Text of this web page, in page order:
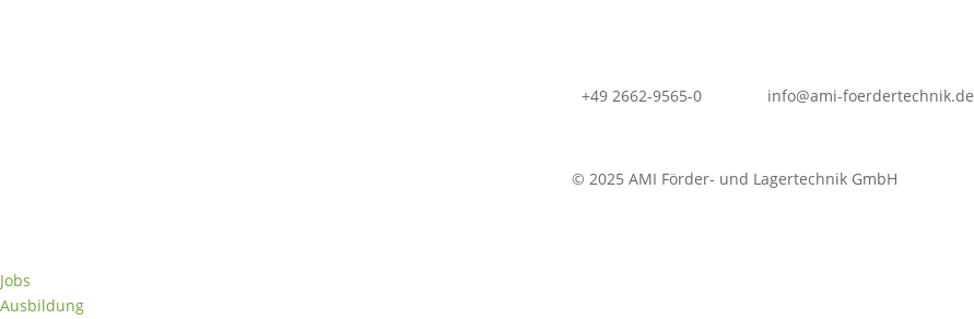
+49 2662-9565-0 info@ami-foerdertechnik.de
© 2025 AMI Förder- und Lagertechnik GmbH
Jobs
Ausbildung